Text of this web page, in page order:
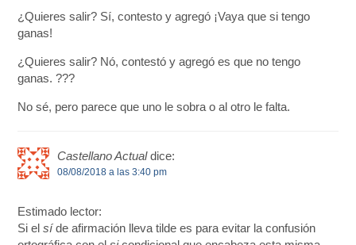
¿Quieres salir? Sí, contesto y agregó ¡Vaya que si tengo
ganas!
¿Quieres salir? Nó, contestó y agregó es que no tengo
ganas. ???
No sé, pero parece que uno le sobra o al otro le falta.
Castellano Actual dice:
08/08/2018 a las 3:40 pm
Estimado lector:
Si elsíde afirmación lleva tilde es para evitar la confusión